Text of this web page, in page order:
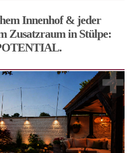
Innenhof & jeder
Zusatzraum in Stülpe: